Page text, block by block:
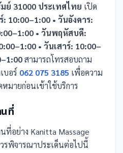
ย์ 31000 ประเทศไทย เปิด
10:00–1:00 • วันอังคาร:
• วันพฤหัสบดี:
• วันเสาร์: 10:00–
สามารถโทรสอบถาม
บอร์ 062 075 3185 เพื่อความ
มายก่อนเข้าใช้บริการ
ที่
ที่อย่าง Kanitta Massage
รพิจารณาประเด็นต่อไปนี้